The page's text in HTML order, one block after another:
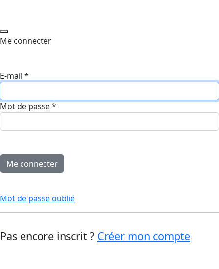
Me connecter
E-mail *
Mot de passe*
Mot de passe oublié
Pas encore inscrit ? Créer mon compte